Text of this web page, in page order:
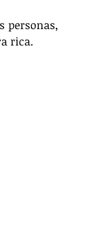
personas,
rica.